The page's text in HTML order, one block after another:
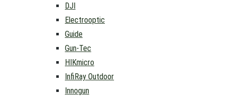
DJI
Electrooptic
Guide
Gun-Tec
HIKmicro
InfiRay Outdoor
Innogun